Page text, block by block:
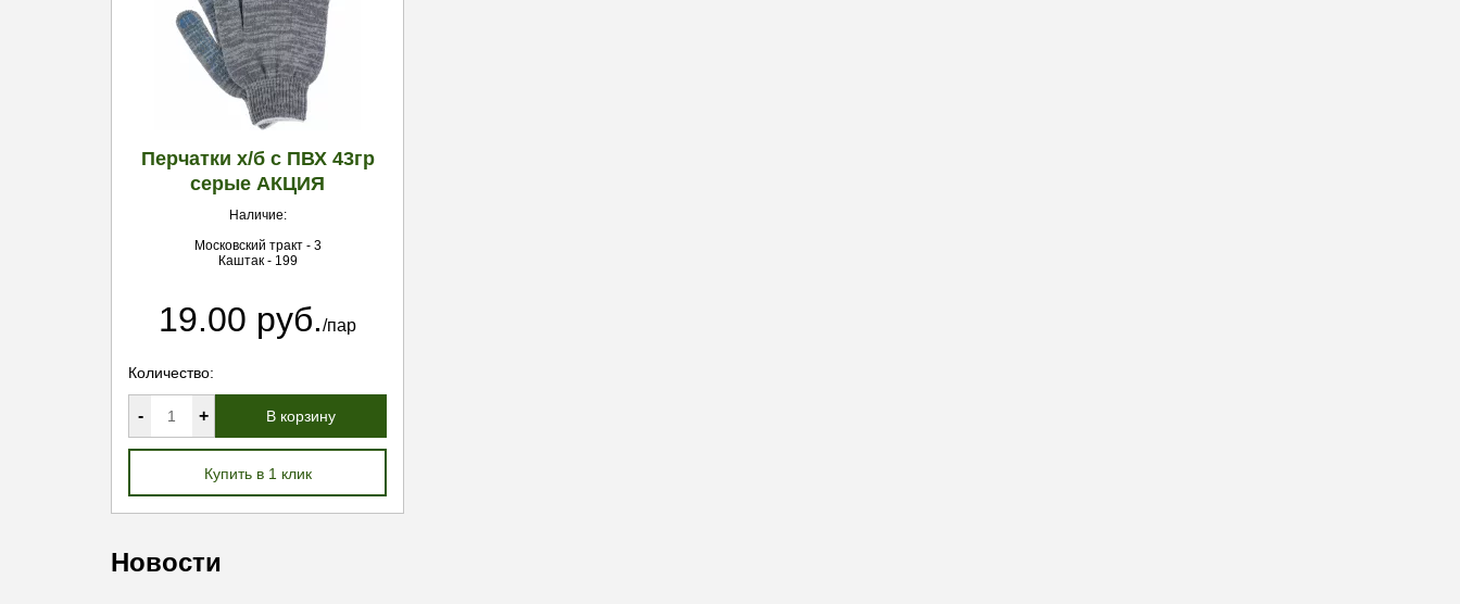
Перчатки х/б с ПВХ 43гр
серые АКЦИЯ
Наличие:
Московский тракт - 3
Каштак - 199
19.00 руб./пар
Количество:
- + В корзину
Купить в 1 клик
Новости